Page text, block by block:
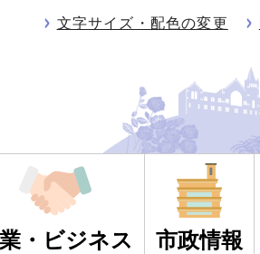
文字サイズ・配色の変更
・ビジネス 市政情報